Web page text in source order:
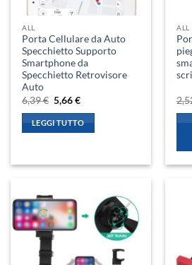
ALL
Porta Cellulare da Auto
Specchietto Supporto
Smartphone da
Specchietto Retrovisore
Auto
6,39€ Il
prezzo
originale
era:
6,39 €.
5,66€Il
attuale
è:
5,66 €.
LEGGI TUTTO
ALL